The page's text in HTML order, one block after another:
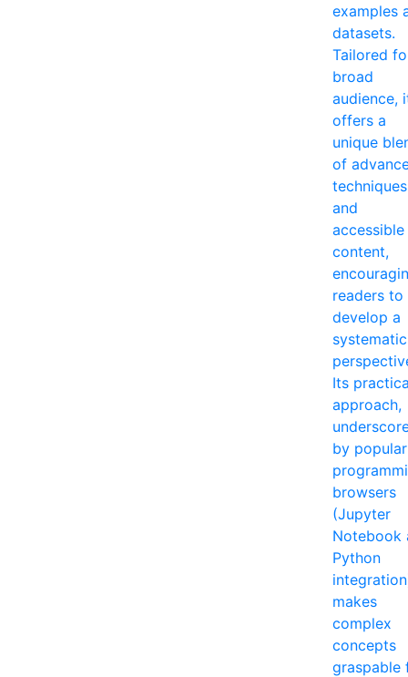
examples
datasets.
Tailored
broad
audience,
offers a
unique
of
techniques
and
accessible
content,
readers to
develop a
systematic
Its
approach,
by popular
browsers
(Jupyter
Notebook
Python
makes
complex
concepts
graspable